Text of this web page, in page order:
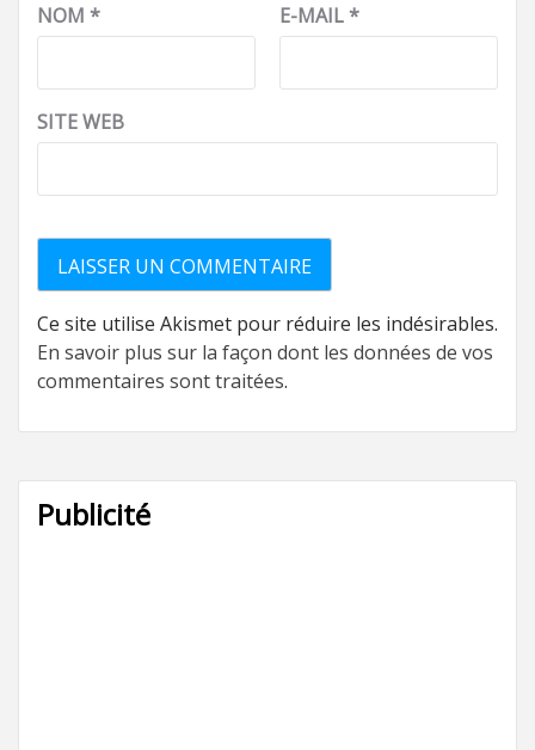
NOM * E-MAIL*
SITE WEB
Ce site utilise Akismet pour réduire les indésirables.
En savoir plus sur la façon dont les données de vos
commentaires sont traitées.
Publicité